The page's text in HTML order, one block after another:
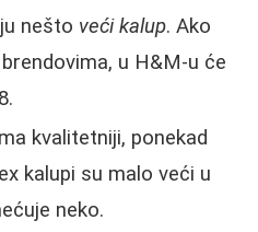
nešto veći kalup. Ako
u H&M-u će
kvalitetniji, ponekad
kalupi su malo veći u
neko.